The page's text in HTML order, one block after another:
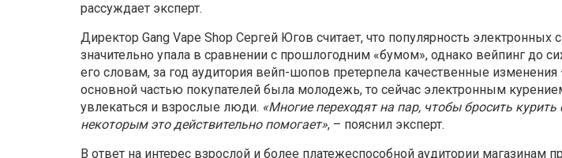
рассуждает эксперт.
Директор Gang Vape Shop Сергей Югов считает, что популярность электронных
значительно упала в сравнении с прошлогодним «бумом», однако вейпинг до
его словам, за год аудитория вейп-шопов претерпела качественные
основной частью покупателей была молодежь, то сейчас электронным
увлекаться и взрослые люди. «Многие переходят на пар, чтобы бросить курить
некоторым это действительно помогает», – пояснил эксперт.
В ответ на интерес взрослой и более платежеспособной аудитории магазинам